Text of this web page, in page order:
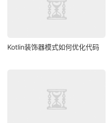
Kotlin装饰器模式如何优化代码